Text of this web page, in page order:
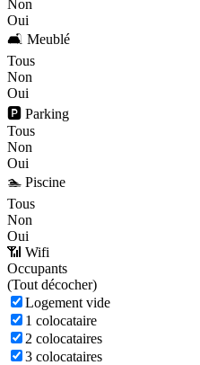
Non
Oui
🛋️ Meublé
Tous
Non
Oui
🅿️ Parking
Tous
Non
Oui
🏊 Piscine
Tous
Non
Oui
📶 Wifi
Occupants
(Tout décocher)
Logement vide
1 colocataire
2 colocataires
3 colocataires